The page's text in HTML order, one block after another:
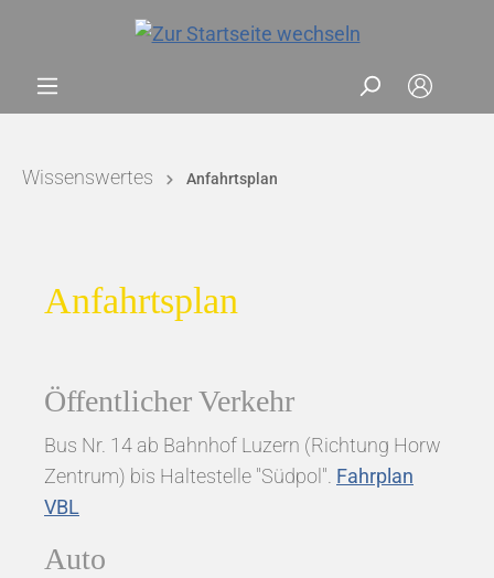
Wissenswertes Anfahrtsplan
Anfahrtsplan
Öffentlicher Verkehr
Bus Nr. 14 ab Bahnhof Luzern (Richtung Horw
Zentrum) bis Haltestelle "Südpol". Fahrplan
VBL
Auto